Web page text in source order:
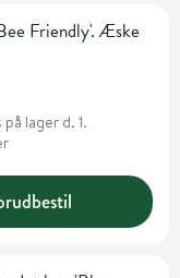
Friendly'. Æske
lager d. 1.